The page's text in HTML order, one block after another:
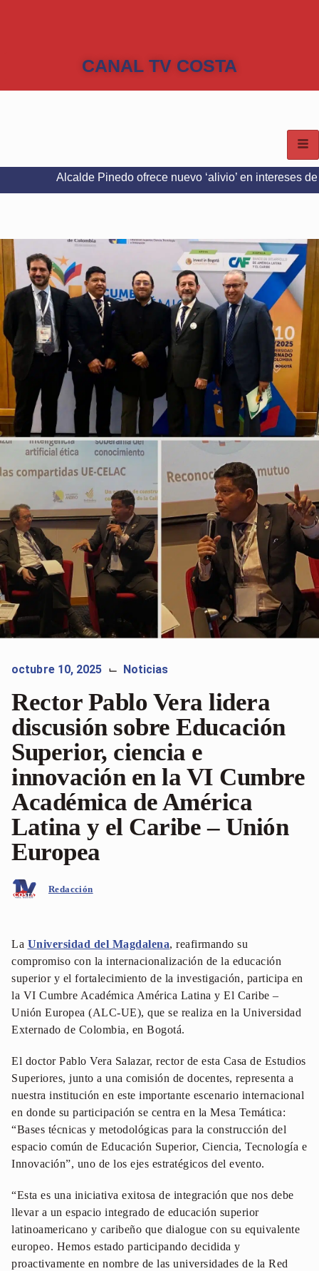
CANAL TV COSTA
Pinedo ofrece nuevo ‘alivio’ en intereses del Predial e
octubre 10, 2025 ⌙ Noticias
Rector Pablo Vera lidera
discusión sobre Educación
Superior, ciencia e
innovación en la VI Cumbre
Académica de América
Latina y el Caribe – Unión
Europea
Redacción
La Universidad del Magdalena, reafirmando su
compromiso con la internacionalización de la educación
superior y el fortalecimiento de la investigación, participa en
la VI Cumbre Académica América Latina y El Caribe –
Unión Europea (ALC-UE), que se realiza en la Universidad
Externado de Colombia, en Bogotá.
El doctor Pablo Vera Salazar, rector de esta Casa de Estudios
Superiores, junto a una comisión de docentes, representa a
nuestra institución en este importante escenario internacional
en donde su participación se centra en la Mesa Temática:
“Bases técnicas y metodológicas para la construcción del
espacio común de Educación Superior, Ciencia, Tecnología e
Innovación”, uno de los ejes estratégicos del evento.
“Esta es una iniciativa exitosa de integración que nos debe
llevar a un espacio integrado de educación superior
latinoamericano y caribeño que dialogue con su equivalente
europeo. Hemos estado participando decidida y
proactivamente en nombre de las universidades de la Red